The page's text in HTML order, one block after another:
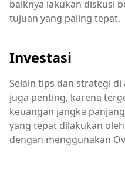
baiknya lakukan diskusi
tujuan yang paling tepat.
Investasi
Selain tips dan strategi
juga penting, karena
keuangan jangka
yang tepat dilakukan
dengan menggunakan